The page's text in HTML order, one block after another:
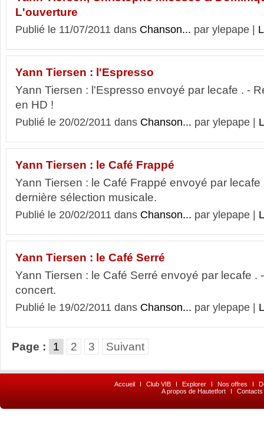
L'ouverture
Publié le 11/07/2011 dans Chanson... par ylepape |
Yann Tiersen : l'Espresso
Yann Tiersen : l'Espresso envoyé par lecafe . -
en HD !
Publié le 20/02/2011 dans Chanson... par ylepape |
Yann Tiersen : le Café Frappé
Yann Tiersen : le Café Frappé envoyé par lecafe
dernière sélection musicale.
Publié le 20/02/2011 dans Chanson... par ylepape |
Yann Tiersen : le Café Serré
Yann Tiersen : le Café Serré envoyé par lecafe .
concert.
Publié le 19/02/2011 dans Chanson... par ylepape |
Page : 1 2 3 Suivant
Accueil I Club VIB I Explorer I Nos offres I
A propos de Hautetfort
I Contacts